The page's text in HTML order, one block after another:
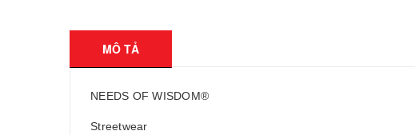
MÔ TẢ
NEEDS OF WISDOM®
Streetwear